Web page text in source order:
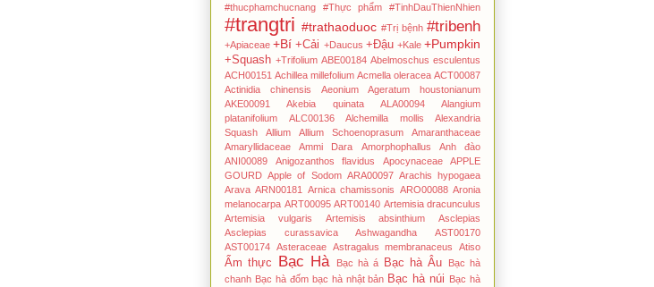
#thucphamchucnang #Thực phẩm #TinhDauThienNhien
#trangtri #trathaoduoc #Trị bệnh #tribenh
+Apiaceae +Bí +Cải +Daucus +Đậu +Kale +Pumpkin
+Squash +Trifolium ABE00184 Abelmoschus esculentus
ACH00151 Achillea millefolium Acmella oleracea ACT00087
Actinidia chinensis
Aeonium
Ageratum houstonianum
AKE00091
Akebia quinata ALA00094
Alangium
platanifolium
ALC00136 Alchemilla mollis
Alexandria
Squash
Allium Allium Schoenoprasum
Amaranthaceae
Amaryllidaceae
Ammi Dara Amorphophallus
Anh đào
ANI00089
Anigozanthos flavidus Apocynaceae
APPLE
GOURD Apple of Sodom ARA00097 Arachis hypogaea
Arava ARN00181 Arnica chamissonis ARO00088 Aronia
melanocarpa ART00095 ART00140 Artemisia dracunculus
Artemisia vulgaris
Artemisis absinthium
Asclepias
Asclepias curassavica
Ashwagandha
AST00170
AST00174 Asteraceae Astragalus membranaceus Atiso
Ẩm thực Bạc Hà Bạc hà á Bạc hà Âu
Bạc hà
chanh Bạc hà đốm bạc hà nhật bản Bạc hà núi Bạc hà